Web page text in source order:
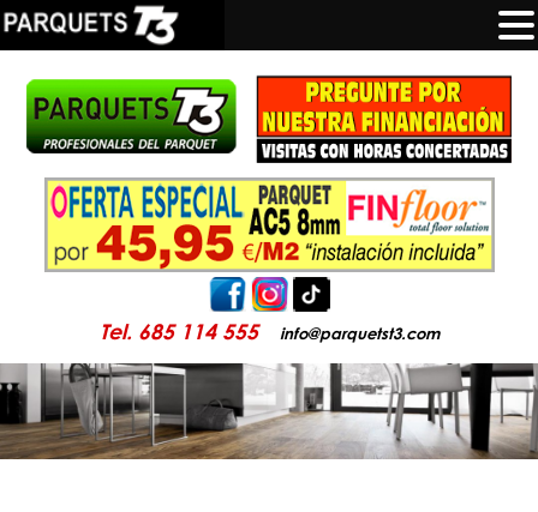
Tel. 685 114 555 info@parquetst3.com